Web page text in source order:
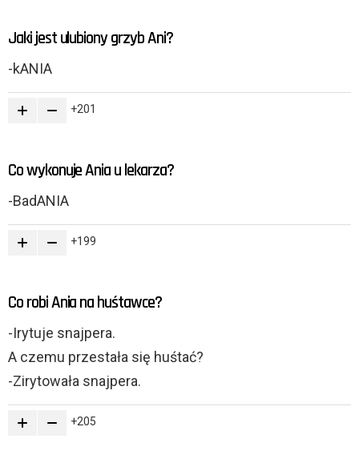
Jaki jest ulubiony grzyb Ani?
-kANIA
201
Co wykonuje Ania u lekarza?
-BadANIA
199
Co robi Ania na huśtawce?
-Irytuje snajpera.
A czemu przestała się huśtać?
-Zirytowała snajpera.
205